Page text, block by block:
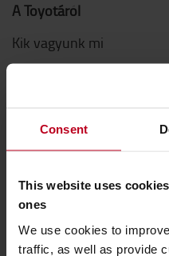
Consent
This website uses
ones
We use cookies to
traffic, as well as provide
A Toyotáról
Kik vagyunk mi
Fenntarthatóság
Magatartási kódex
Innováció